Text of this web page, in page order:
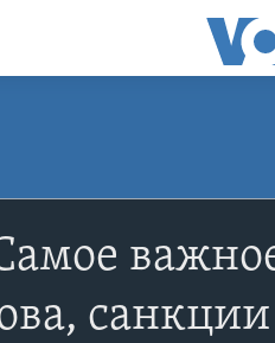
санкции